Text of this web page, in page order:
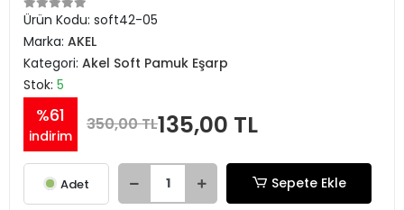
Ürün Kodu: soft42-05
Marka: AKEL
Kategori: Akel Soft Pamuk Eşarp
Stok: 5
%61
indirim
350,00 TL135,00 TL
Adet Sepete Ekle